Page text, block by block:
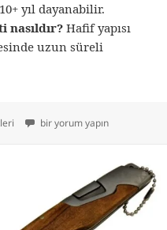
yıl dayanabilir.
nasıldır? Hafif yapısı
uzun süreli
Gerber Avcı Çakısı 21 CM
bir yorum yapın